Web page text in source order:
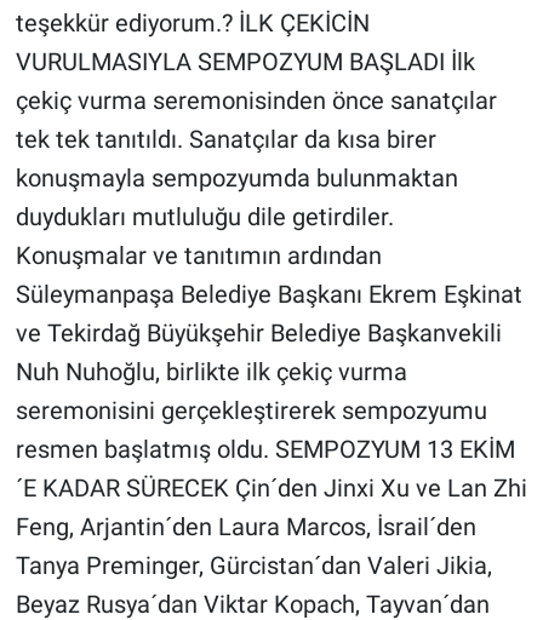
teşekkür ediyorum.? İLK ÇEKİCİN
VURULMASIYLA SEMPOZYUM BAŞLADI İlk
çekiç vurma seremonisinden önce sanatçılar
tek tek tanıtıldı. Sanatçılar da kısa birer
konuşmayla sempozyumda bulunmaktan
duydukları mutluluğu dile getirdiler.
Konuşmalar ve tanıtımın ardından
Süleymanpaşa Belediye Başkanı Ekrem Eşkinat
ve Tekirdağ Büyükşehir Belediye Başkanvekili
Nuh Nuhoğlu, birlikte ilk çekiç vurma
seremonisini gerçekleştirerek sempozyumu
resmen başlatmış oldu. SEMPOZYUM 13 EKİM
´E KADAR SÜRECEK Çin´den Jinxi Xu ve Lan Zhi
Feng, Arjantin´den Laura Marcos, İsrail´den
Tanya Preminger, Gürcistan´dan Valeri Jikia,
Beyaz Rusya´dan Viktar Kopach, Tayvan´dan